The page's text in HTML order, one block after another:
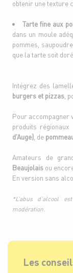
obtenir une texture
Tarte fine aux
dans un moule
pommes,
que la tarte soit
Intégrez des
burgers et pizzas ,
Pour accompagner
produits régionaux
d’Auge) , de
Amateurs de
Beaujolais ou
En version sans
*L’abus d’alcool
modération.
Les